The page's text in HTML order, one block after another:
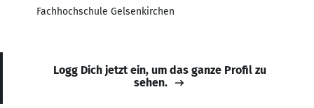
Fachhochschule Gelsenkirchen
Logg Dich jetzt ein, um das ganze Profil zu
sehen.